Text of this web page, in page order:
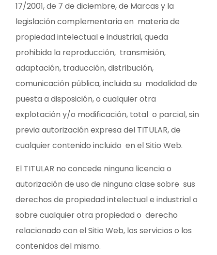
17/2001, de 7 de diciembre, de Marcas y la
legislación complementaria en materia de
propiedad intelectual e industrial, queda
prohibida la reproducción, transmisión,
adaptación, traducción, distribución,
comunicación pública, incluida su modalidad de
puesta a disposición, o cualquier otra
explotación y/o modificación, total o parcial, sin
previa autorización expresa del TITULAR, de
cualquier contenido incluido en el Sitio Web.
El TITULAR no concede ninguna licencia o
autorización de uso de ninguna clase sobre sus
derechos de propiedad intelectual e industrial o
sobre cualquier otra propiedad o derecho
relacionado con el Sitio Web, los servicios o los
contenidos del mismo.